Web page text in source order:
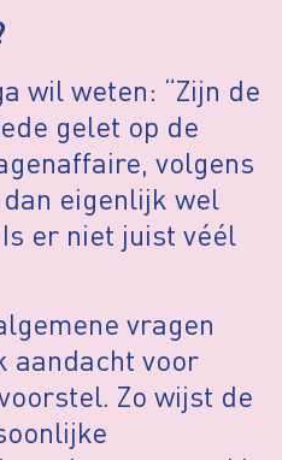
wil weten: “Zijn de
gelet op de
volgens
eigenlijk wel
er niet juist véél
vragen
aandacht voor
Zo wijst de